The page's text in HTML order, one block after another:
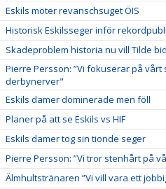
Eskils möter revanschsuget ÖIS
Historisk Eskilsseger inför
Skadeproblem historia nu vill Tilde
Pierre Persson: ”Vi fokuserar på vårt
derbynerver"
Eskils damer dominerade men föll
Planer på att se Eskils vs HIF
Eskils damer tog sin tionde seger
Pierre Persson: ”Vi tror stenhårt på
Älmhultstränaren ”Vi vill vara ett